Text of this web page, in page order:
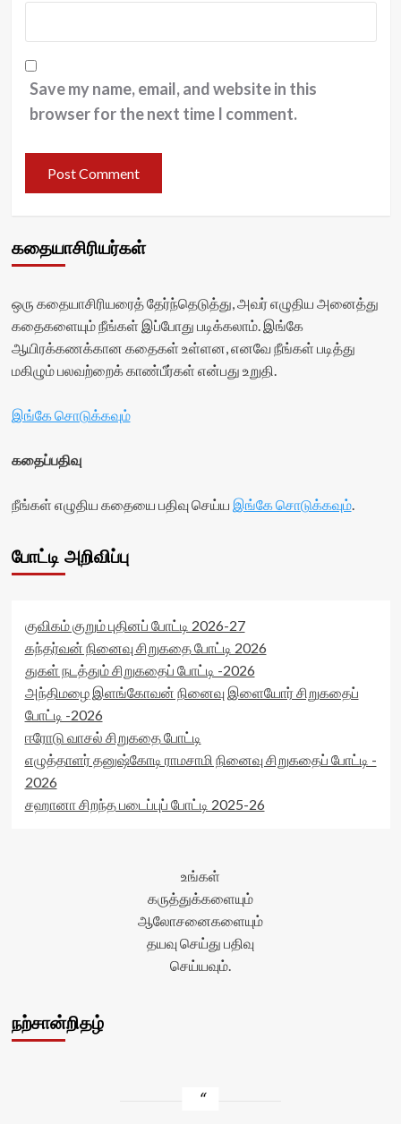
Save my name, email, and website in this
browser for the next time I comment.
கதையாசிரியர்கள்
ஒரு கதையாசிரியரைத் தேர்ந்தெடுத்து, அவர் எழுதிய அனைத்து
கதைகளையும் நீங்கள் இப்போது படிக்கலாம். இங்கே
ஆயிரக்கணக்கான கதைகள் உள்ளன, எனவே நீங்கள் படித்து
மகிழும் பலவற்றைக் காண்பீர்கள் என்பது உறுதி.
இங்கே சொடுக்கவும்
கதைப்பதிவு
நீங்கள் எழுதிய கதையை பதிவு செய்ய இங்கே சொடுக்கவும்.
போட்டி அறிவிப்பு
குவிகம் குறும் புதினப் போட்டி 2026-27
கந்தர்வன் நினைவு சிறுகதை போட்டி 2026
துகள் நடத்தும் சிறுகதைப் போட்டி -2026
அந்திமழை இளங்கோவன் நினைவு இளையோர் சிறுகதைப்
போட்டி -2026
ஈரோடு வாசல் சிறுகதை போட்டி
எழுத்தாளர் தனுஷ்கோடி ராமசாமி நினைவு சிறுகதைப் போட்டி -
2026
சஹானா சிறந்த படைப்புப் போட்டி 2025-26
உங்கள்
கருத்துக்களையும்
ஆலோசனைகளையும்
தயவு செய்து பதிவு
செய்யவும்.
நற்சான்றிதழ்